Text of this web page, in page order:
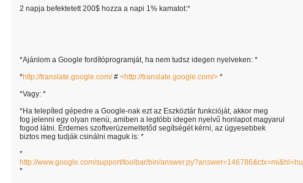
2 napja befektetett 200$ hozza a napi 1% kamatot:*
*Ajánlom a Google fordítóprogramját, ha nem tudsz idegen nyelveken: *
*http://translate.google.com/# <http://translate.google.com/> *
*Vagy: *
*Ha telepíted gépedre a Google-nak ezt az Eszköztár funkcióját, akkor meg
fog jelenni egy olyan menü, amiben a legtöbb idegen nyelvű honlapot magyarul
fogod látni. Érdemes szoftverüzemeltetőd segítségét kérni, az ügyesebbek
biztos meg tudják csinálni maguk is: *
*
http://www.google.com/support/toolbar/bin/answer.py?answer=146786&ctx=mi&hl=hu
*